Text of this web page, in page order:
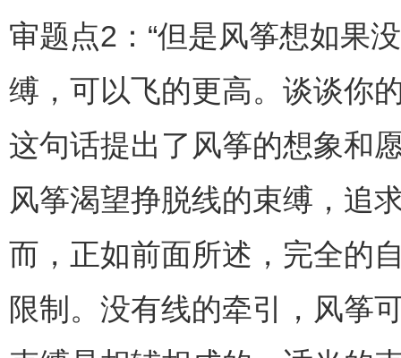
审题点2：“但是风筝想如果
缚，可以飞的更高。谈谈你
这句话提出了风筝的想象和
风筝渴望挣脱线的束缚，追
而，正如前面所述，完全的
限制。没有线的牵引，风筝